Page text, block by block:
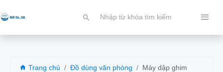
Trang chủ Đồ dùng văn phòng Máy dập ghim